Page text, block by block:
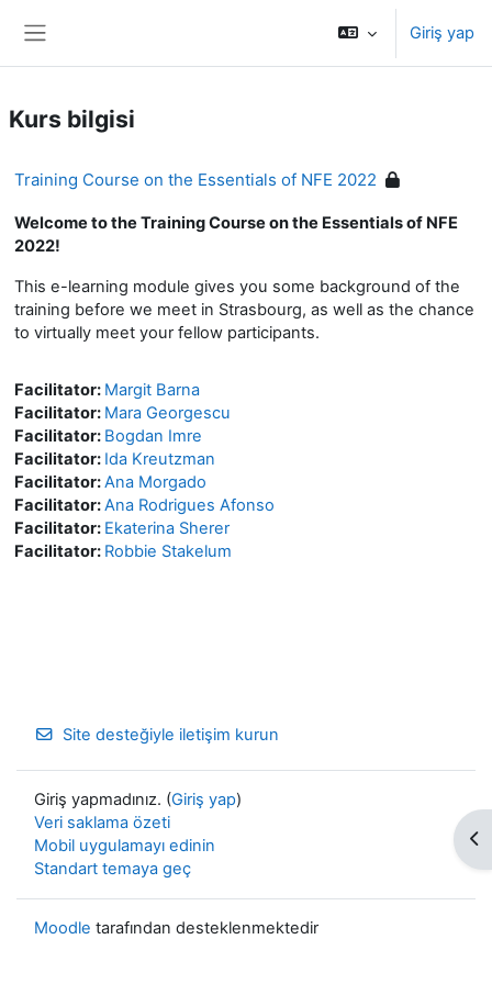
Giriş yap
Kurs bilgisi
Training Course on the Essentials of NFE 2022
Welcome to the Training Course on the Essentials of NFE
2022!
This e-learning module gives you some background of the
training before we meet in Strasbourg, as well as the chance
to virtually meet your fellow participants.
Facilitator: Margit Barna
Facilitator: Mara Georgescu
Facilitator: Bogdan Imre
Facilitator: Ida Kreutzman
Facilitator:Ana Morgado
Facilitator:Ana Rodrigues Afonso
Facilitator: Ekaterina Sherer
Facilitator: Robbie Stakelum
Site desteğiyle iletişim kurun
Giriş yapmadınız. (Giriş yap)
Veri saklama özeti
Mobil uygulamayı edinin
Standart temaya geç
Moodle tarafından desteklenmektedir